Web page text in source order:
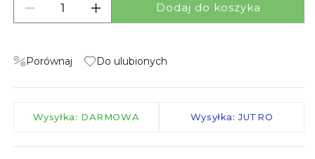
Zmniejsz ilość dla PIXIE KIERUNKOWA
Zwiększ ilość dla PIXIE KIERUNKOWA
Dodaj do koszyka
Porównaj Do ulubionych
Wysyłka: DARMOWA Wysyłka: JUTRO